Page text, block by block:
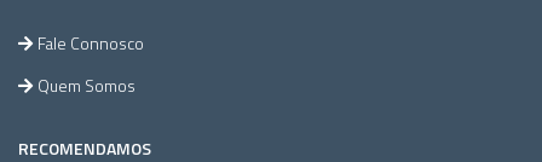
Fale Connosco
Quem Somos
RECOMENDAMOS